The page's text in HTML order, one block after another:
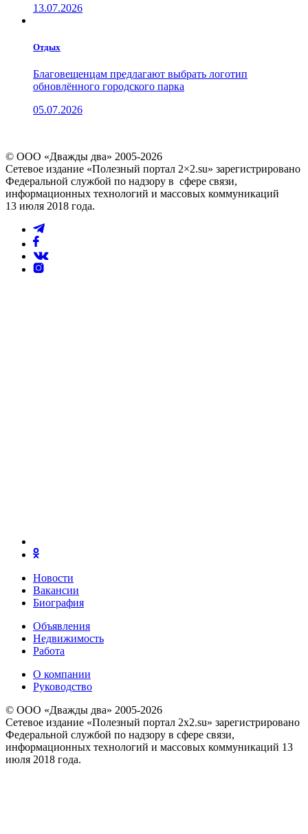
13.07.2026
Отдых
Благовещенцам предлагают выбрать логотип
обновлённого городского парка
05.07.2026
© ООО «Дважды два» 2005-2026
Сетевое издание «Полезный портал 2×2.su» зарегистрировано
Федеральной службой по надзору в сфере связи,
информационных технологий и массовых коммуникаций
13 июля 2018 года.
Новости
Вакансии
Биография
Объявления
Недвижимость
Работа
О компании
Руководство
© ООО «Дважды два» 2005-2026
Сетевое издание «Полезный портал 2x2.su» зарегистрировано
Федеральной службой по надзору в сфере связи,
информационных технологий и массовых коммуникаций 13
июля 2018 года.